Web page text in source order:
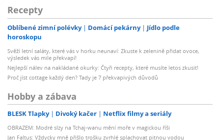
Recepty
Oblíbené zimní polévky Domácí pekárny
Jídlo podle
horoskopu
Svěží letní saláty, které vás v horku neunaví: Zkuste k zelenině přidat ovoce,
výsledek vás mile překvapí!
Nejlepší nálev na nakládané okurky: Čtyři recepty, které musíte letos zkusit!
Proč jíst cottage každý den? Tady je 7 překvapivých důvodů
Hobby a zábava
BLESK Tlapky Divoký kačer Netflix filmy a seriály
OBRAZEM: Modré slzy na Tchaj-wanu mění moře v magickou říši
Jan Faltus: Vždycky mně přišlo trošku zvrhlé splachovat pitnou vodou